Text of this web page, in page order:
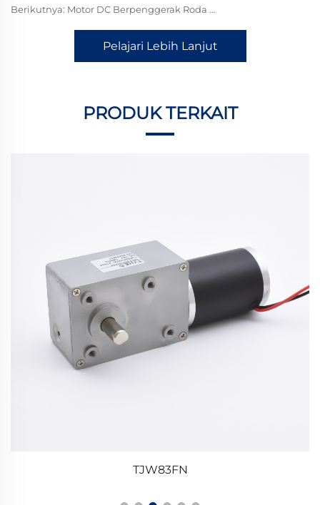
Berikutnya: Motor DC Berpenggerak Roda Gigi RF370 untuk Pompa Udara Elektrik: Pengiriman Udara Efisien, Memberi Daya pada Semua Kebutuhan Pengembangan
Pelajari Lebih Lanjut
PRODUK TERKAIT
TJW83FN